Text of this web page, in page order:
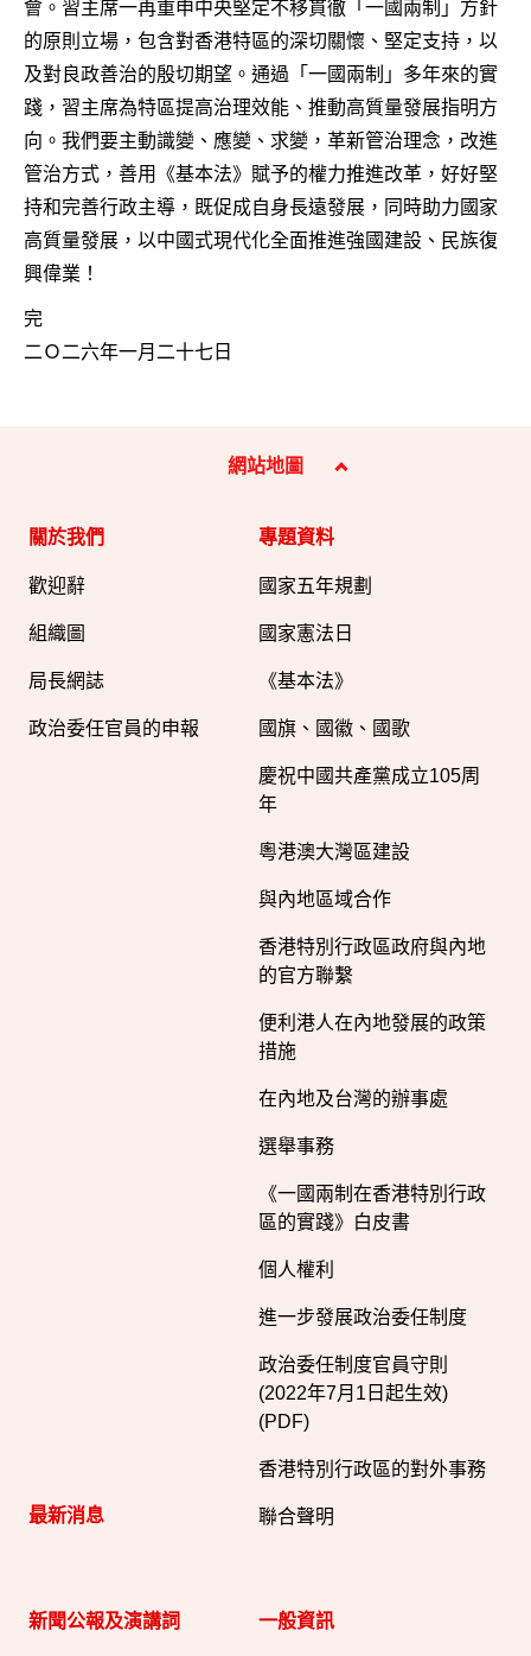
會。習主席一再重申中央堅定不移貫徹「一國兩制」方針
的原則立場，包含對香港特區的深切關懷、堅定支持，以
及對良政善治的殷切期望。通過「一國兩制」多年來的實
踐，習主席為特區提高治理效能、推動高質量發展指明方
向。我們要主動識變、應變、求變，革新管治理念，改進
管治方式，善用《基本法》賦予的權力推進改革，好好堅
持和完善行政主導，既促成自身長遠發展，同時助力國家
高質量發展，以中國式現代化全面推進強國建設、民族復
興偉業！
完
二Ｏ二六年一月二十七日
網站地圖
關於我們
歡迎辭
組織圖​
局長網誌
政治委任官員的申報
最新消息
專題資料
國家五年規劃
國家憲法日
《基本法》
國旗、國徽、國歌
慶祝中國共產黨成立105周
年
粵港澳大灣區建設
與內地區域合作
香港特別行政區政府與內地
的官方聯繫
便利港人在內地發展的政策
措施
在內地及台灣的辦事處
選舉事務
《一國兩制在香港特別行政
區的實踐》白皮書
個人權利
進一步發展政治委任制度
政治委任制度官員守則
(2022年7月1日起生效)
(PDF)
香港特別行政區的對外事務
聯合聲明
新聞公報及演講詞 一般資訊​